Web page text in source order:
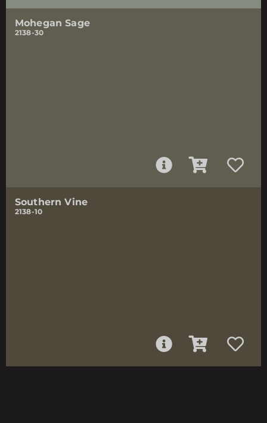
Mohegan Sage
2138-30
Southern Vine
2138-10